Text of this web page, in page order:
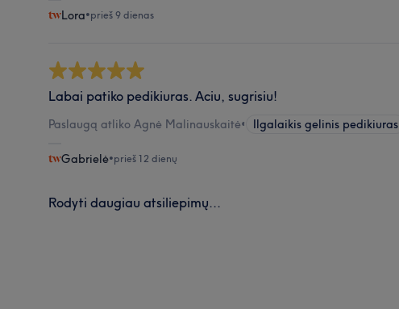
Lora•prieš 9 dienas
Labai patiko pedikiuras. Aciu, sugrisiu!
Paslaugą atliko Agnė Malinauskaitė• Ilgalaikis gelinis pedikiuras
Gabrielė•prieš 12 dienų
Rodyti daugiau atsiliepimų...